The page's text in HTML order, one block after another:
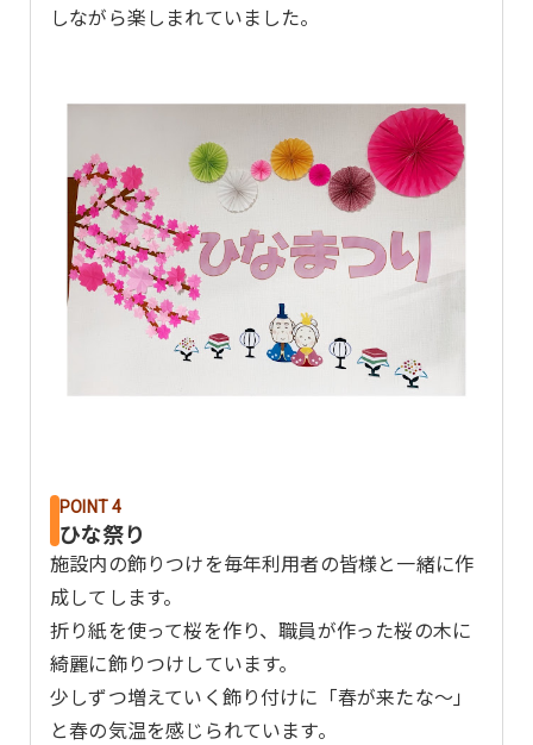
しながら楽しまれていました。
POINT 4
ひな祭り
施設内の飾りつけを毎年利用者の皆様と一緒に作
成してします。
折り紙を使って桜を作り、職員が作った桜の木に
綺麗に飾りつけしています。
少しずつ増えていく飾り付けに「春が来たな～」
と春の気温を感じられています。